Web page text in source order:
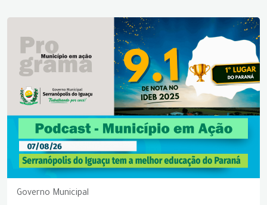
Governo Municipal